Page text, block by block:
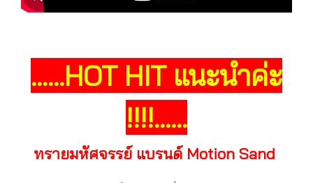
......HOT HIT แนะนำค่ะ
!!!!......
ทรายมหัศจรรย์ แบรนด์ Motion Sand